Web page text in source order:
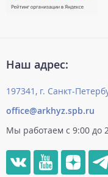
Наш адрес:
197341, г. Санкт-
office@arkhyz.spb.ru
Мы работаем с 9:00 до